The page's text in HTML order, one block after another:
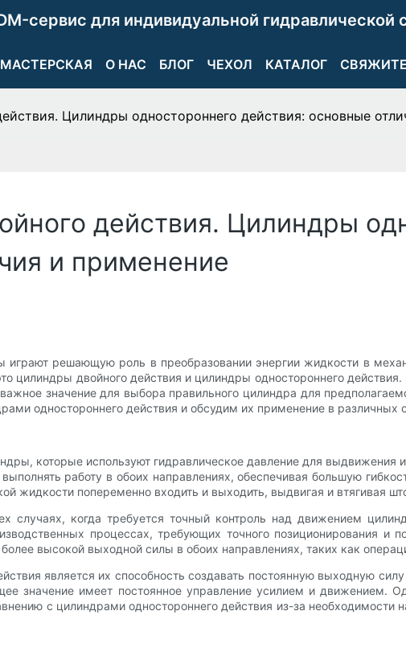
сервис для индивидуальной гидравлической
МАСТЕРСКАЯ О НАС БЛОГ ЧЕХОЛ КАТАЛОГ
Цилиндры одностороннего действия: основные
действия. Цилиндры
и применение
играют решающую роль в преобразовании энергии жидкости в
цилиндры двойного действия и цилиндры одностороннего
значение для выбора правильного цилиндра для
одностороннего действия и обсудим их применение в различных
которые используют гидравлическое давление для выдвижения
работу в обоих направлениях, обеспечивая большую
жидкости попеременно входить и выходить, выдвигая и втягивая
случаях, когда требуется точный контроль над движением
процессах, требующих точного позиционирования
высокой выходной силы в обоих направлениях, таких как
является их способность создавать постоянную выходную
значение имеет постоянное управление усилием и движением.
с цилиндрами одностороннего действия из-за необходимости